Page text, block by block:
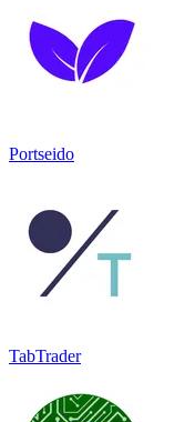
Portseido
TabTrader